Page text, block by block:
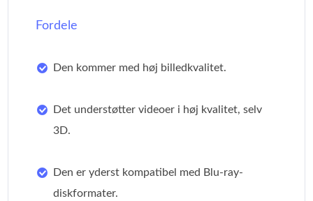
Fordele
Den kommer med høj billedkvalitet.
Det understøtter videoer i høj kvalitet, selv
3D.
Den er yderst kompatibel med Blu-ray-
diskformater.